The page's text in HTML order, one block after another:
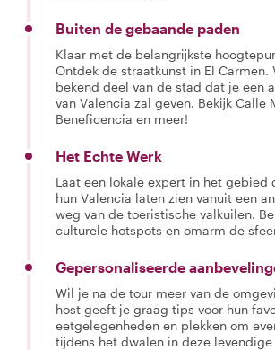
Buiten de gebaande paden
Klaar met de belangrijkste
Ontdek de straatkunst in El Carmen.
bekend deel van de stad dat je een
van Valencia zal geven. Bekijk Calle
Beneficencia en meer!
Het Echte Werk
Laat een lokale expert in het gebied
hun Valencia laten zien vanuit een
weg van de toeristische valkuilen.
culturele hotspots en omarm de
Gepersonaliseerde
Wil je na de tour meer van de
host geeft je graag tips voor hun
eetgelegenheden en plekken om
tijdens het dwalen in deze levendige